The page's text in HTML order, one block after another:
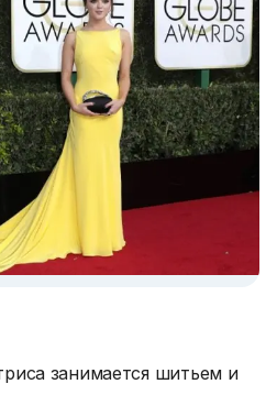
занимается шитьем и